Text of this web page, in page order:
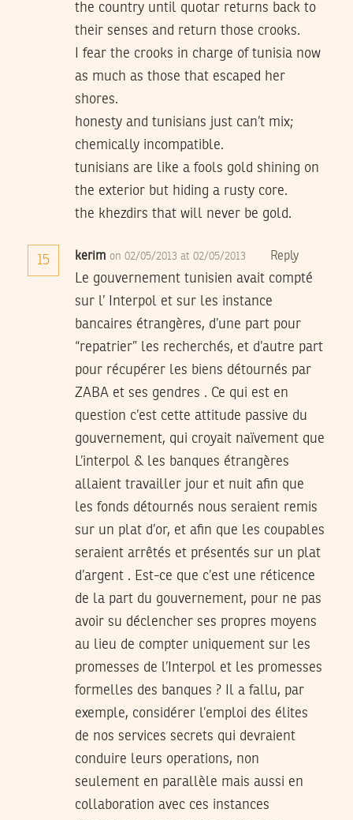
the country until quotar returns back to
their senses and return those crooks.
I fear the crooks in charge of tunisia now
as much as those that escaped her
shores.
honesty and tunisians just can’t mix;
chemically incompatible.
tunisians are like a fools gold shining on
the exterior but hiding a rusty core.
the khezdirs that will never be gold.
15 kerim on 02/05/2013 at 02/05/2013 Reply
Le gouvernement tunisien avait compté
sur l’ Interpol et sur les instance
bancaires étrangères, d’une part pour
“repatrier” les recherchés, et d’autre part
pour récupérer les biens détournés par
ZABA et ses gendres . Ce qui est en
question c’est cette attitude passive du
gouvernement, qui croyait naïvement que
L’interpol & les banques étrangères
allaient travailler jour et nuit afin que
les fonds détournés nous seraient remis
sur un plat d’or, et afin que les coupables
seraient arrêtés et présentés sur un plat
d’argent . Est-ce que c’est une réticence
de la part du gouvernement, pour ne pas
avoir su déclencher ses propres moyens
au lieu de compter uniquement sur les
promesses de l’Interpol et les promesses
formelles des banques ? Il a fallu, par
exemple, considérer l’emploi des élites
de nos services secrets qui devraient
conduire leurs operations, non
seulement en parallèle mais aussi en
collaboration avec ces instances